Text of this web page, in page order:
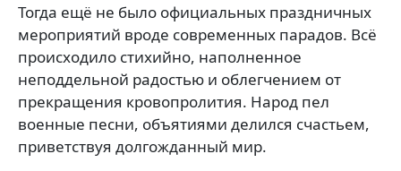
Тогда ещё не было официальных праздничных
мероприятий вроде современных парадов. Всё
происходило стихийно, наполненное
неподдельной радостью и облегчением от
прекращения кровопролития. Народ пел
военные песни, объятиями делился счастьем,
приветствуя долгожданный мир.